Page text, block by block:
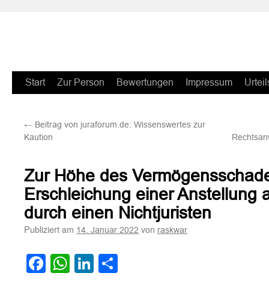
Zum
springen
Start Zur Person Bewertungen Impressum
← Beitrag von juraforum.de: Wissenswertes zur
Kaution
Zur Höhe des
Erschleichung einer Anstellung
durch einen Nichtjuristen
Publiziert am 14. Januar 2022 von raskwar
Facebook
WhatsApp
LinkedIn